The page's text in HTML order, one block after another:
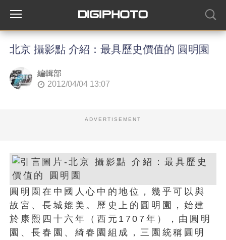
北京 攝影點 介紹：最具歷史價值的 圓明園
編輯部
2012/04/04 13:07
ADVERTISEMENT
圓明園在中國人心中的地位，幾乎可以與
故宮、長城媲美。歷史上的圓明園，始建
於康熙四十六年（西元1707年），由圓明
園、長春園、綺春園組成，三園統稱圓明